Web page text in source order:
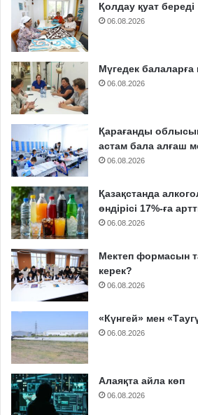
Қолдау қуат береді
06.08.2026
Мүгедек балаларға
06.08.2026
Қарағанды
астам бала алғаш
06.08.2026
Қазақстанда
өндірісі 17%-ға
06.08.2026
Мектеп формасын
керек?
06.08.2026
«Күнгей» мен
06.08.2026
Алаяқта айла көп
06.08.2026